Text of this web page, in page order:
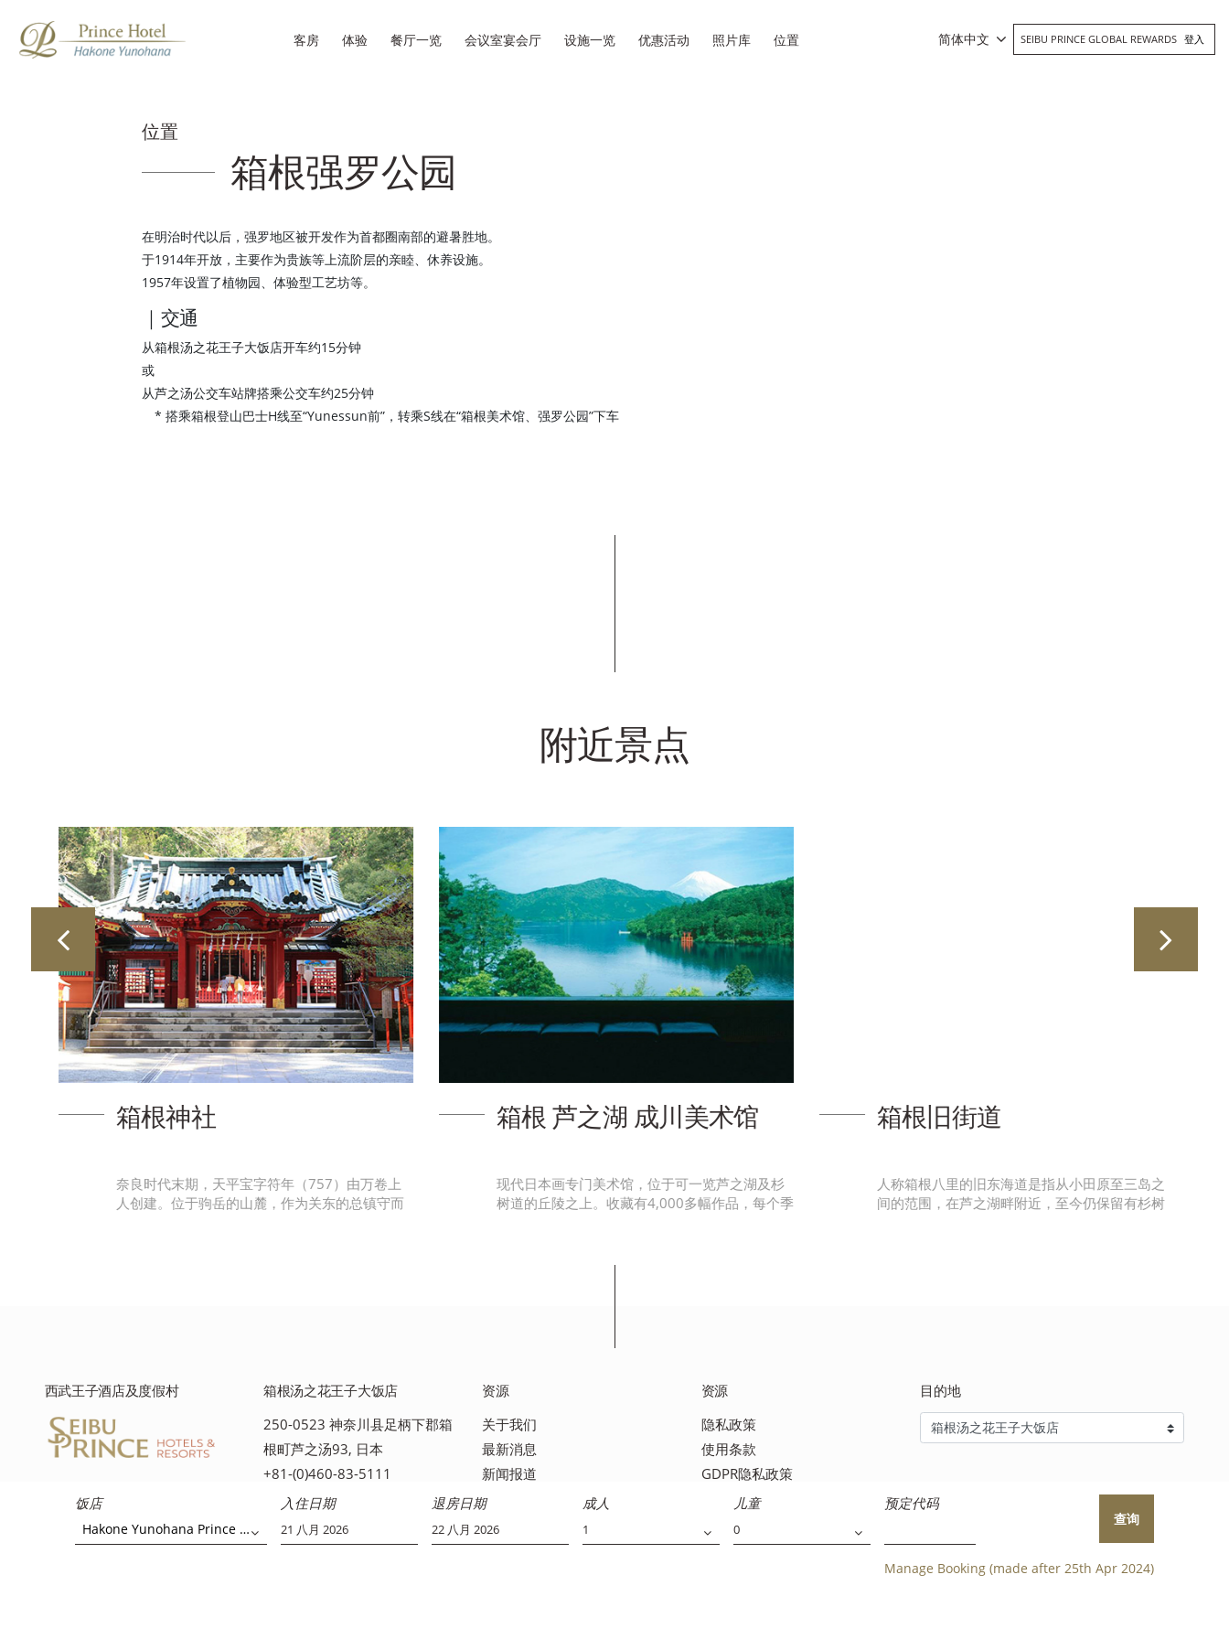
客房 体验 餐厅一览 会议室宴会厅 设施一览 优惠活动 照片库 位置 简体中文 SEIBU PRINCE GLOBAL REWARDS 登入
饭店
Hakone Yunohana Prince Hotel
入住日期 退房日期 成人 儿童 预定代码
查询
Manage Booking (made after 25th Apr 2024)
位置
箱根强罗公园
在明治时代以后，强罗地区被开发作为首都圈南部的避暑胜地。
于1914年开放，主要作为贵族等上流阶层的亲睦、休养设施。
1957年设置了植物园、体验型工艺坊等。
｜交通
从箱根汤之花王子大饭店开车约15分钟
或
从芦之汤公交车站牌搭乘公交车约25分钟
* 搭乘箱根登山巴士H线至“Yunessun前”，转乘S线在“箱根美术馆、强罗公园”下车
附近景点
箱根神社
奈良时代末期，天平宝字符年（757）由万卷上
人创建。位于驹岳的山麓，作为关东的总镇守而
箱根 芦之湖 成川美术馆
现代日本画专门美术馆，位于可一览芦之湖及杉
树道的丘陵之上。收藏有4,000多幅作品，每个季
箱根旧街道
人称箱根八里的旧东海道是指从小田原至三岛之
间的范围，在芦之湖畔附近，至今仍保留有杉树
西武王子酒店及度假村
箱根汤之花王子大饭店
250-0523 神奈川县足柄下郡箱
根町芦之汤93, 日本
+81-(0)460-83-5111
资源
关于我们
最新消息
新闻报道
媒体报道
常见问题解答
资源
隐私政策
使用条款
GDPR隐私政策
联系我们
目的地